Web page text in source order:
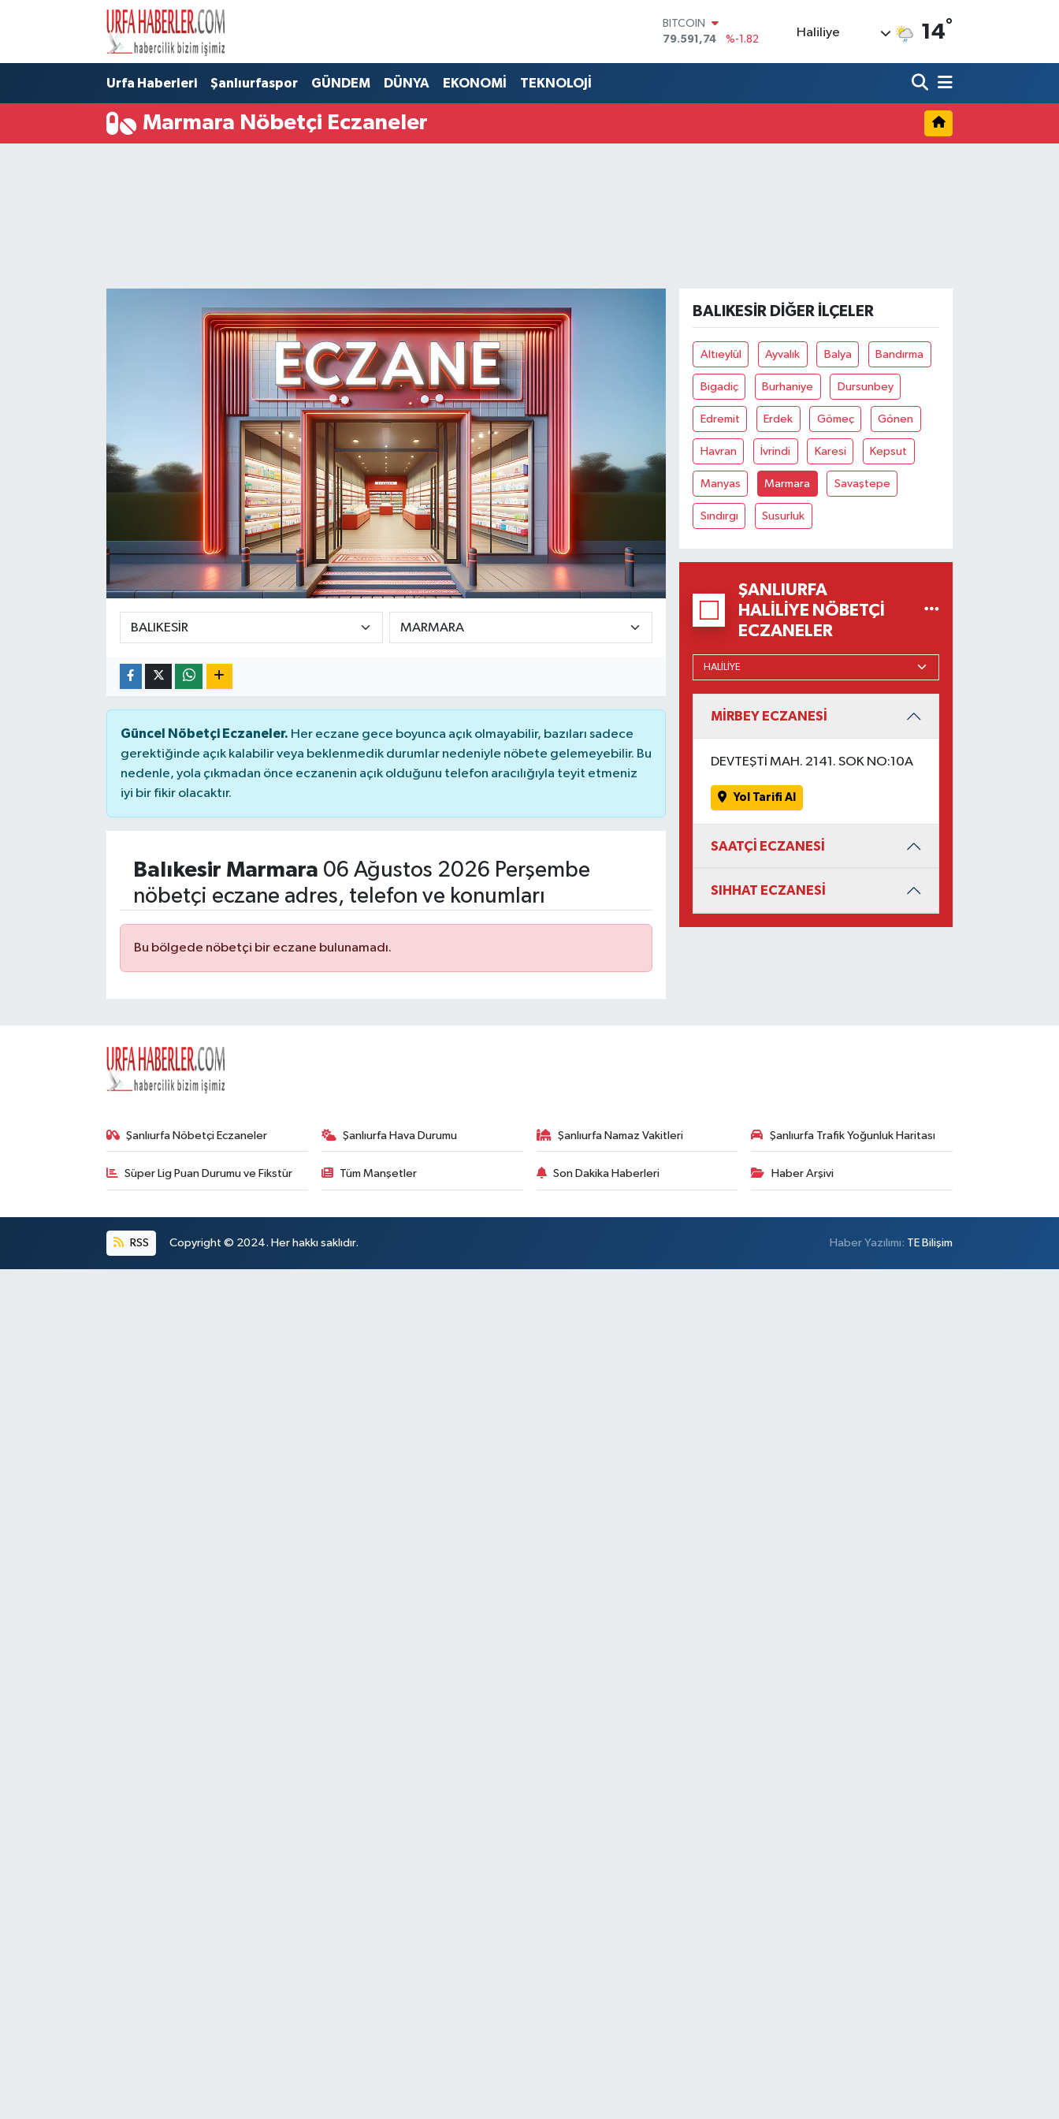
BITCOIN
79.591,74
%-1.82
53,38690
%0.19
Haliliye 14°
Urfa Haberleri Şanlıurfaspor GÜNDEM DÜNYA EKONOMİ TEKNOLOJİ
Marmara Nöbetçi Eczaneler
Güncel Nöbetçi Eczaneler. Her eczane gece boyunca açık olmayabilir, bazıları sadece
gerektiğinde açık kalabilir veya beklenmedik durumlar nedeniyle nöbete gelemeyebilir. Bu
nedenle, yola çıkmadan önce eczanenin açık olduğunu telefon aracılığıyla teyit etmeniz
iyi bir fikir olacaktır.
Balıkesir Marmara 06 Ağustos 2026 Perşembe
nöbetçi eczane adres, telefon ve konumları
Bu bölgede nöbetçi bir eczane bulunamadı.
BALIKESIR DIĞER İLÇELER
Altıeylül Ayvalık Balya Bandırma
Bigadiç Burhaniye Dursunbey
Edremit Erdek Gömeç Gönen
Havran İvrindi Karesi Kepsut
Manyas Marmara Savaştepe
Sındırgı Susurluk
ŞANLIURFA
HALILIYE NÖBETÇI
ECZANELER
MİRBEY ECZANESİ
DEVTEŞTİ MAH. 2141. SOK NO:10A
Yol Tarifi Al
SAATÇİ ECZANESİ
SIHHAT ECZANESİ
Şanlıurfa Nöbetçi Eczaneler Şanlıurfa Hava Durumu Şanlıurfa Namaz Vakitleri Şanlıurfa Trafik Yoğunluk Haritası
Süper Lig Puan Durumu ve Fikstür Tüm Manşetler Son Dakika Haberleri Haber Arşivi
RSS Copyright © 2024. Her hakkı saklıdır. Haber Yazılımı: TE Bilişim
Şanlıurfa Nöbetçi Eczaneler